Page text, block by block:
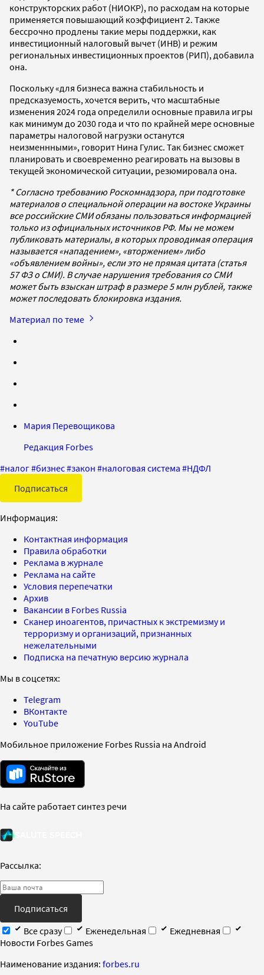
конструкторских работ (НИОКР), по расходам на которые
применяется повышающий коэффициент 2. Также
бессрочно продлены такие меры поддержки, как
инвестиционный налоговый вычет (ИНВ) и режим
региональных инвестиционных проектов (РИП), добавила
она.
Поскольку «для бизнеса важна стабильность и
предсказуемость, хочется верить, что масштабные
изменения 2024 года определили основные правила игры
как минимум до 2030 года и что по крайней мере основные
параметры налоговой нагрузки останутся
неизменнными», говорит Нина Гулис. Так бизнес сможет
планировать и своевременно реагировать на вызовы в
текущей экономической ситуации, резюмировала она.
* Согласно требованию Роскомнадзора, при подготовке
материалов о специальной операции на востоке Украины
все российские СМИ обязаны пользоваться информацией
только из официальных источников РФ. Мы не можем
публиковать материалы, в которых проводимая операция
называется «нападением», «вторжением» либо
«объявлением войны», если это не прямая цитата (статья
57 ФЗ о СМИ). В случае нарушения требования со СМИ
может быть взыскан штраф в размере 5 млн рублей, также
может последовать блокировка издания.
Материал по теме
Мария Перевощикова
Редакция Forbes
#налог#бизнес#закон #налоговая система #НДФЛ
Подписаться
Информация:
Контактная информация
Правила обработки
Реклама в журнале
Реклама на сайте
Условия перепечатки
Архив
Вакансии в Forbes Russia
Сканер иноагентов, причастных к экстремизму и
терроризму и организаций, признанных
нежелательными
Подписка на печатную версию журнала
Мы в соцсетях:
Telegram
ВКонтакте
YouTube
Мобильное приложение Forbes Russia на Android
На сайте работает синтез речи
Рассылка:
Подписаться
Все сразу
Еженедельная
Ежедневная
Новости Forbes Games
Наименование издания: forbes.ru